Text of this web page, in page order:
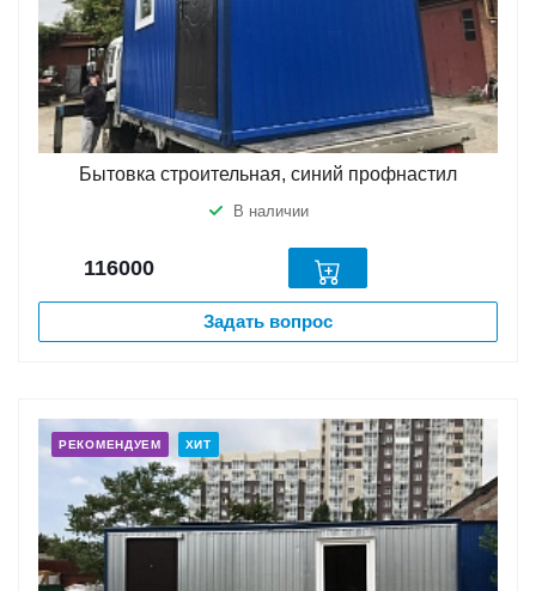
Бытовка строительная, синий профнастил
В наличии
116000
Задать вопрос
РЕКОМЕНДУЕМ ХИТ